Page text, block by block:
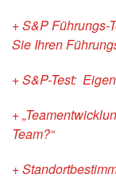
+ S&P Führungs-
Sie Ihren
+ S&P-Test:
+
Team?“
+